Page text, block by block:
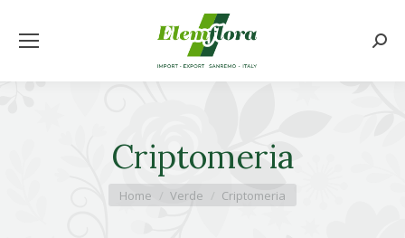
Criptomeria
Tu sei qui:
Home Verde Criptomeria